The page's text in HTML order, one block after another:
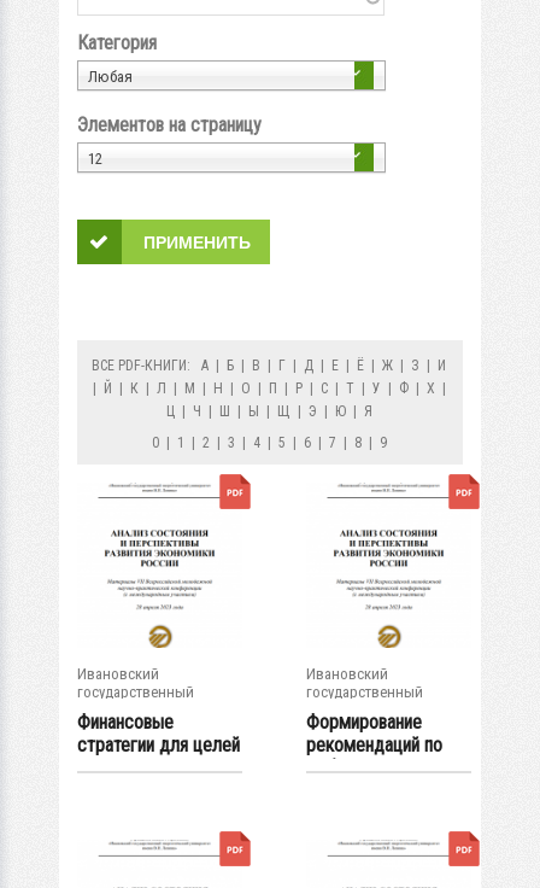
Категория
Любая
Элементов на страницу
12
ВСЕ PDF-КНИГИ: А Б В Г Д Е Ё Ж З
И
Й К Л М Н О П Р С Т У Ф Х
Ц
Ч Ш Ы Щ Э Ю
Я
0
1 2 3 4 5 6 7 8 9
Ивановский
государственный
энергетический...
Финансовые
стратегии для целей
управления
Ивановский
государственный
энергетический...
Формирование
рекомендаций по
выбору стратегий...